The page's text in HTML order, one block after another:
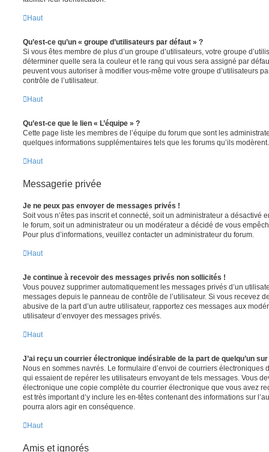
Haut
Qu’est-ce qu’un « groupe d’utilisateurs par défaut » ?
Si vous êtes membre de plus d’un groupe d’utilisateurs, votre groupe
déterminer quelle sera la couleur et le rang qui vous sera assigné par
peuvent vous autoriser à modifier vous-même votre groupe d’utilisateurs
contrôle de l’utilisateur.
Haut
Qu’est-ce que le lien « L’équipe » ?
Cette page liste les membres de l’équipe du forum que sont les
quelques informations supplémentaires tels que les forums qu’ils modèrent.
Haut
Messagerie privée
Je ne peux pas envoyer de messages privés !
Soit vous n’êtes pas inscrit et connecté, soit un administrateur a désactivé
le forum, soit un administrateur ou un modérateur a décidé de vous
Pour plus d’informations, veuillez contacter un administrateur du forum.
Haut
Je continue à recevoir des messages privés non sollicités !
Vous pouvez supprimer automatiquement les messages privés d’un
messages depuis le panneau de contrôle de l’utilisateur. Si vous recevez
abusive de la part d’un autre utilisateur, rapportez ces messages aux
utilisateur d’envoyer des messages privés.
Haut
J’ai reçu un courrier électronique indésirable de la part de quelqu’un
Nous en sommes navrés. Le formulaire d’envoi de courriers électroniques
qui essaient de repérer les utilisateurs envoyant de tels messages. Vous
électronique une copie complète du courrier électronique que vous avez
est très important d’y inclure les en-têtes contenant des informations sur
pourra alors agir en conséquence.
Haut
Amis et ignorés